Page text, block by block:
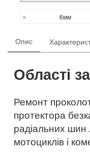
6мм
Опис
Області
Ремонт
протектора
радіальних шин
мотоциклів і